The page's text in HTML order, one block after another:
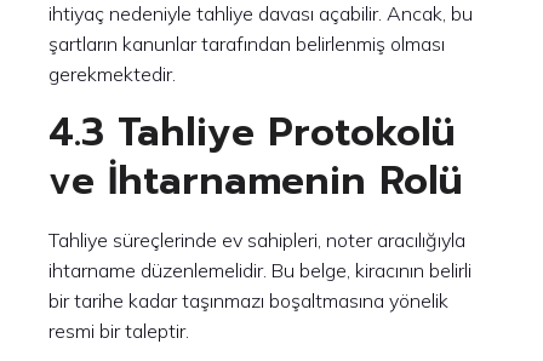
ihtiyaç nedeniyle tahliye davası açabilir. Ancak, bu
şartların kanunlar tarafından belirlenmiş olması
gerekmektedir.
4.3 Tahliye Protokolü
ve İhtarnamenin Rolü
Tahliye süreçlerinde ev sahipleri, noter aracılığıyla
ihtarname düzenlemelidir. Bu belge, kiracının belirli
bir tarihe kadar taşınmazı boşaltmasına yönelik
resmi bir taleptir.